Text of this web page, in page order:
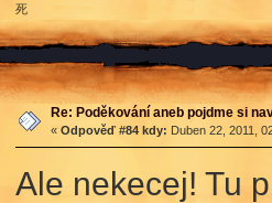
死
Re: Poděkování aneb pojdme si
« Odpověď #84 kdy: Duben 22, 2011,
Ale nekecej! Tu